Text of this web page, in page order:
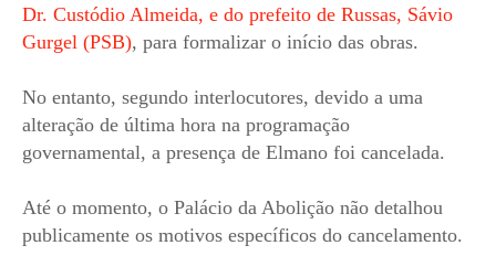
Dr. Custódio Almeida, e do prefeito de Russas, Sávio
Gurgel (PSB), para formalizar o início das obras.
No entanto, segundo interlocutores, devido a uma
alteração de última hora na programação
governamental, a presença de Elmano foi cancelada.
Até o momento, o Palácio da Abolição não detalhou
publicamente os motivos específicos do cancelamento.